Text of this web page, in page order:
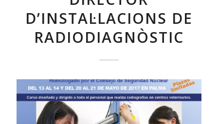
D’INSTAL·LACIONS DE
RADIODIAGNÒSTIC